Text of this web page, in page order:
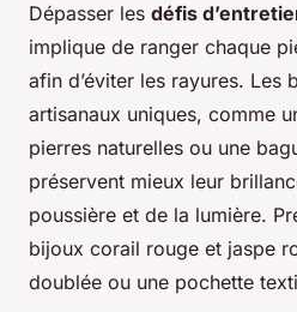
Dépasser les défis
implique de ranger chaque
afin d’éviter les rayures. Les
artisanaux uniques, comme
pierres naturelles ou une
préservent mieux leur
poussière et de la lumière.
bijoux corail rouge et jaspe
doublée ou une pochette